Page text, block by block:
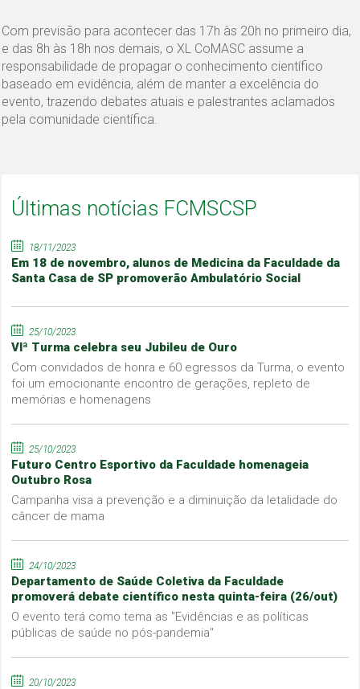
Com previsão para acontecer das 17h às 20h no primeiro dia,
e das 8h às 18h nos demais, o XL CoMASC assume a
responsabilidade de propagar o conhecimento científico
baseado em evidência, além de manter a excelência do
evento, trazendo debates atuais e palestrantes aclamados
pela comunidade científica.
Últimas notícias FCMSCSP
18/11/2023
Em 18 de novembro, alunos de Medicina da Faculdade da
Santa Casa de SP promoverão Ambulatório Social
25/10/2023
VIª Turma celebra seu Jubileu de Ouro
Com convidados de honra e 60 egressos da Turma, o evento
foi um emocionante encontro de gerações, repleto de
memórias e homenagens
25/10/2023
Futuro Centro Esportivo da Faculdade homenageia
Outubro Rosa
Campanha visa a prevenção e a diminuição da letalidade do
câncer de mama
24/10/2023
Departamento de Saúde Coletiva da Faculdade
promoverá debate científico nesta quinta-feira (26/out)
O evento terá como tema as "Evidências e as políticas
públicas de saúde no pós-pandemia"
20/10/2023